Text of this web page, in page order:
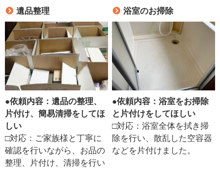
遺品整理
●依頼内容：遺品の整理、
片付け、簡易清掃をしてほ
しい
□対応：ご家族様と丁寧に
確認を行いながら、お品の
整理、片付け、清掃を行い
浴室のお掃除
●依頼内容：浴室をお掃除
と片付けをしてほしい
□対応：浴室全体を拭き掃
除を行い、散乱した空容器
などを片付けました。